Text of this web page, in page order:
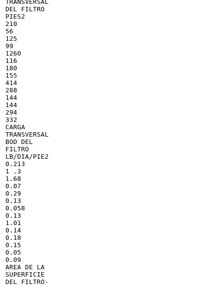
TRANSVERSAL
DEL FILTRO
PIES2
210
56
125
99
1260
116
180
155
414
288
144
144
294
332
CARGA
TRANSVERSAL
BOD DEL
FILTRO
LB/DIA/PIE2
0.213
1 .3
1.68
0.07
0.29
0.13
0.058
0.13
1.01
0.14
0.18
0.15
0.05
0.09
AREA DE LA
SUPERFICIE
DEL FILTRO-